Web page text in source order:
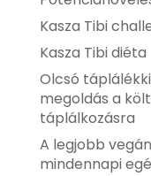
Kasza Tibi
Kasza Tibi diéta
Olcsó
megoldás a
táplálkozásra
A legjobb
mindennapi